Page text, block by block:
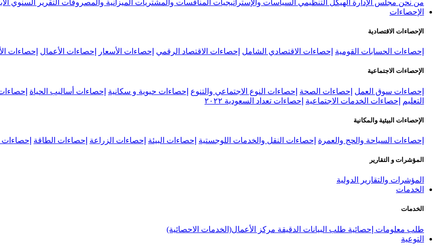
من نحن مجلس الإدارة الهيكل التنظيمي السياسات والإستراتيجيات المنافسات والمشتريات الميزانية والمصروفات التقرير السنوي
الإحصاءات
الإحصاءات الاقتصادية
إحصاءات الحسابات القومية إحصاءات الاقتصادي الشامل إحصاءات الاقتصاد الرقمي إحصاءات الأسعار إحصاءات الأعمال إحصاءات
الإحصاءات الاجتماعية
إحصاءات سوق العمل إحصاءات الصحة إحصاءات النوع الاجتماعي والتنوع إحصاءات حيوية و سكانية إحصاءات أساليب الحياة
التعليم
إحصاءات الخدمات الاجتماعية إحصاءات تعداد السعودية ٢٠٢٢
الإحصاءات البيئية والمكانية
إحصاءات السياحة والحج والعمرة إحصاءات النقل والخدمات اللوجستية إحصاءات البيئة إحصاءات الزراعة إحصاءات الطاقة إحصاءات
المؤشرات و التقارير
المؤشرات والتقارير الدولية
الخدمات
الخدمات
طلب معلومات إحصائية طلب البيانات الدقيقة مركز الأعمال(الخدمات الاحصائية)
التوعية